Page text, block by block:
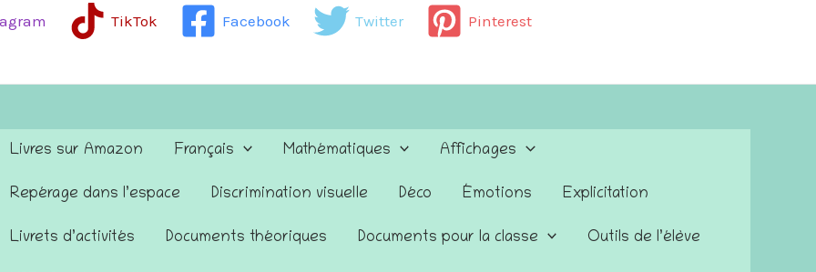
TikTok Facebook Twitter Pinterest
Livres sur Amazon Français Mathématiques Affichages
Repérage dans l’espace Discrimination visuelle Déco Émotions Explicitation
Livrets d’activités Documents théoriques Documents pour la classe Outils de l’élève